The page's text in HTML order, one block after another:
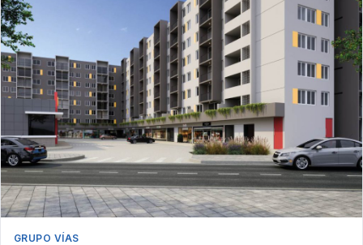
GRUPO VÍAS